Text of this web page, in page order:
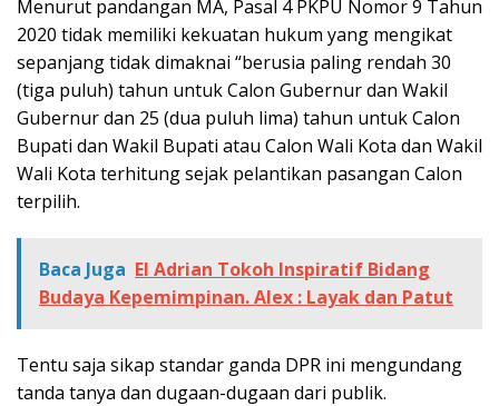
Menurut pandangan MA, Pasal 4 PKPU Nomor 9 Tahun
2020 tidak memiliki kekuatan hukum yang mengikat
sepanjang tidak dimaknai “berusia paling rendah 30
(tiga puluh) tahun untuk Calon Gubernur dan Wakil
Gubernur dan 25 (dua puluh lima) tahun untuk Calon
Bupati dan Wakil Bupati atau Calon Wali Kota dan Wakil
Wali Kota terhitung sejak pelantikan pasangan Calon
terpilih.
Baca Juga El Adrian Tokoh Inspiratif Bidang
Budaya Kepemimpinan. Alex : Layak dan Patut
Tentu saja sikap standar ganda DPR ini mengundang
tanda tanya dan dugaan-dugaan dari publik.